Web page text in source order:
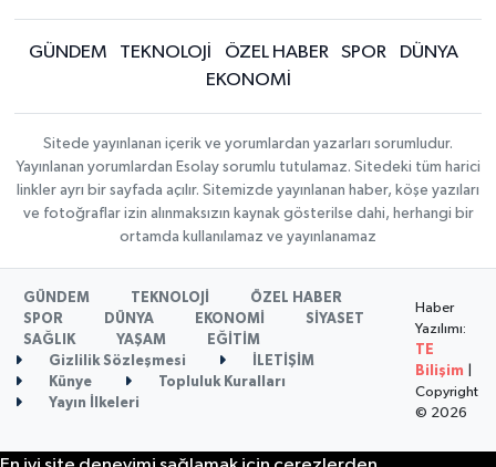
GÜNDEM TEKNOLOJİ ÖZEL HABER SPOR
DÜNYA
EKONOMİ
Sitede yayınlanan içerik ve yorumlardan yazarları sorumludur.
Yayınlanan yorumlardan Esolay sorumlu tutulamaz. Sitedeki tüm harici
linkler ayrı bir sayfada açılır. Sitemizde yayınlanan haber, köşe yazıları
ve fotoğraflar izin alınmaksızın kaynak gösterilse dahi, herhangi bir
ortamda kullanılamaz ve yayınlanamaz
GÜNDEM TEKNOLOJİ
ÖZEL HABER
SPOR
DÜNYA EKONOMİ
SİYASET
SAĞLIK
YAŞAM
EĞİTİM
Gizlilik Sözleşmesi
İLETİŞİM
Künye
Topluluk Kuralları
Yayın İlkeleri
Haber
Yazılımı:
TE
Bilişim
Copyright
© 2026